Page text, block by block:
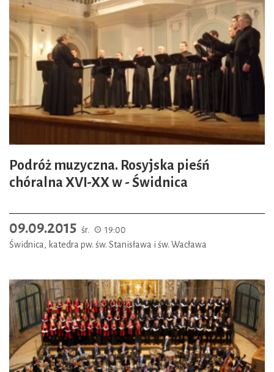
Podróż muzyczna. Rosyjska pieśń
chóralna XVI-XX w - Świdnica
09.09.2015 śr.
19:00
Świdnica, katedra pw. św. Stanisława i św. Wacława